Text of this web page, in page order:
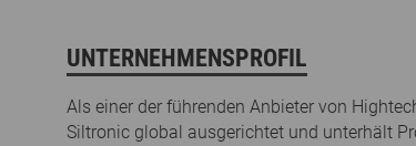
UNTERNEHMENSPROFIL
Als einer der führenden Anbieter von
Siltronic global ausgerichtet und unterhält